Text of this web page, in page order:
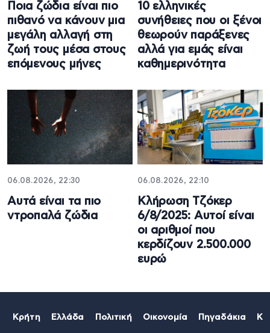
Ποια ζώδια είναι πιο
πιθανό να κάνουν μια
μεγάλη αλλαγή στη
ζωή τους μέσα στους
επόμενους μήνες
10 ελληνικές
συνήθειες που οι ξένοι
θεωρούν παράξενες
αλλά για εμάς είναι
καθημερινότητα
06.08.2026, 22:30
Αυτά είναι τα πιο
ντροπαλά ζώδια
06.08.2026, 22:10
Κλήρωση Τζόκερ
6/8/2025: Αυτοί είναι
οι αριθμοί που
κερδίζουν 2.500.000
ευρώ
Κρήτη Ελλάδα Πολιτική Οικονομία Πηγαδάκια